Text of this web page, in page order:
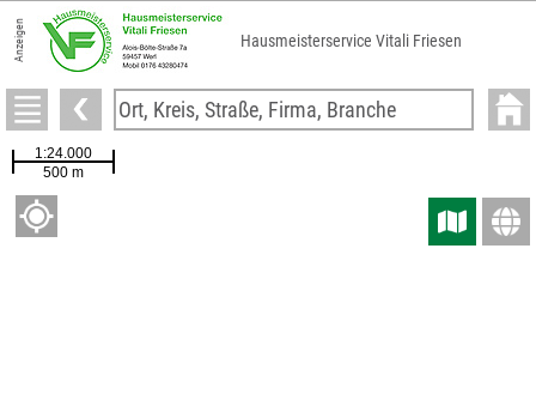
Anzeigen Hausmeisterservice Vitali Friesen